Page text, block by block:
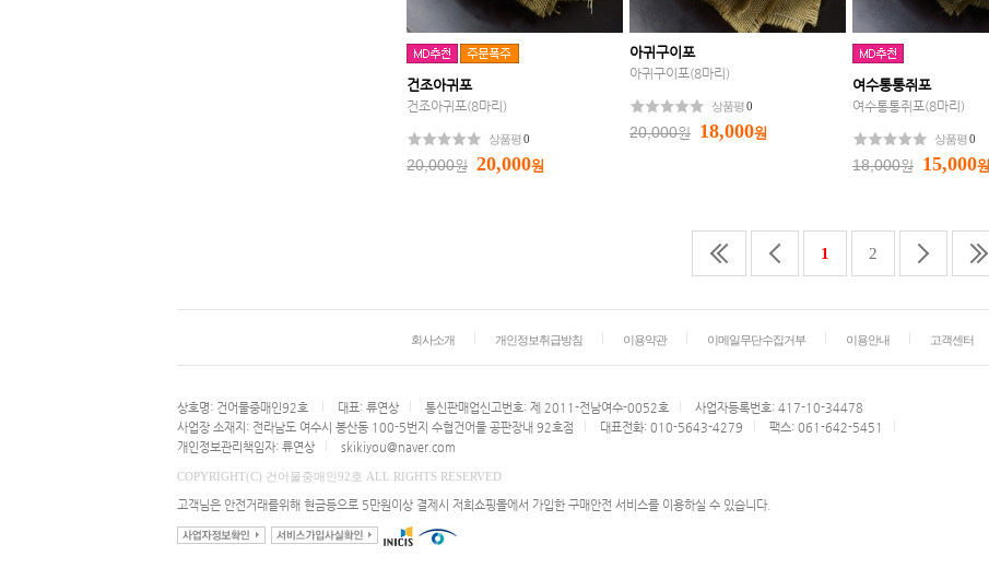
건조아귀포
건조아귀포(8마리)
상품평0
20,000원 20,000원
아귀구이포
아귀구이포(8마리)
상품평0
20,000원 18,000원
여수통통쥐포
여수통통쥐포(8마리)
상품평0
18,000원 15,000원
1 2
회사소개 개인정보취급방침 이용약관 이메일무단수집거부 이용안내 고객센터
상호명: 건어물중매인92호 대표: 류연상 통신판매업신고번호: 제 2011-전남여수-0052호
사업자등록번호: 417-10-34478
사업장 소재지: 전라남도 여수시 봉산동 100-5번지 수협건어물 공판장내 92호점
대표전화: 010-5643-4279
팩스: 061-642-5451
개인정보관리책임자: 류연상
skikiyou@naver.com
COPYRIGHT(C) 건어물중매인92호 ALL RIGHTS RESERVED
고객님은 안전거래를위해 현금등으로 5만원이상 결제시 저희쇼핑몰에서 가입한 구매안전 서비스를 이용하실 수 있습니다.